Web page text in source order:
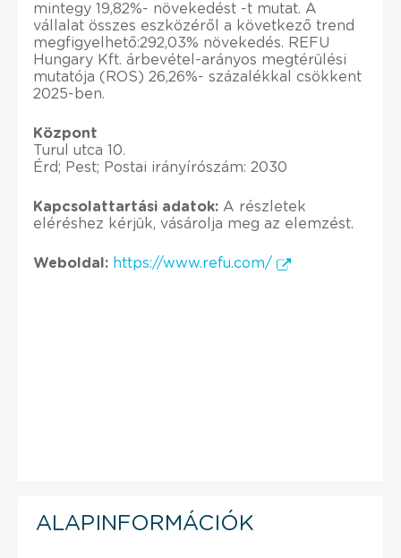
mintegy 19,82%- növekedést -t mutat. A
vállalat összes eszközéről a következő trend
megfigyelhető:292,03% növekedés. REFU
Hungary Kft. árbevétel-arányos megtérülési
mutatója (ROS) 26,26%- százalékkal csökkent
2025-ben.
Központ
Turul utca 10.
Érd; Pest; Postai irányírószám: 2030
Kapcsolattartási adatok: A részletek
eléréshez kérjük, vásárolja meg az elemzést.
Weboldal: https://www.refu.com/
ALAPINFORMÁCIÓK